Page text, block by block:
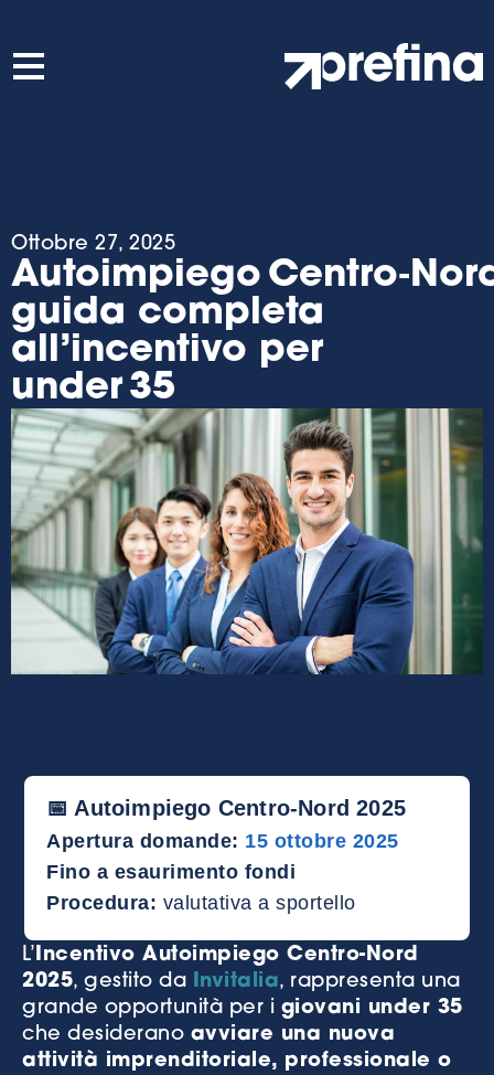
Ottobre 27, 2025
Autoimpiego
guida completa
all’incentivo per
under 35
📅 Autoimpiego Centro-Nord 2025
Apertura domande: 15 ottobre 2025
Fino a esaurimento fondi
Procedura: valutativa a sportello
L’ Incentivo Autoimpiego Centro-Nord
2025, gestito da Invitalia, rappresenta una
grande opportunità per i giovani under 35
che desiderano avviare una nuova
attività imprenditoriale, professionale o